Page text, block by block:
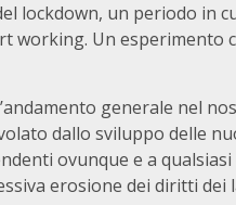
lockdown, un periodo in
working. Un esperimento
generale nel
dallo sviluppo delle
ovunque e a qualsiasi
erosione dei diritti dei